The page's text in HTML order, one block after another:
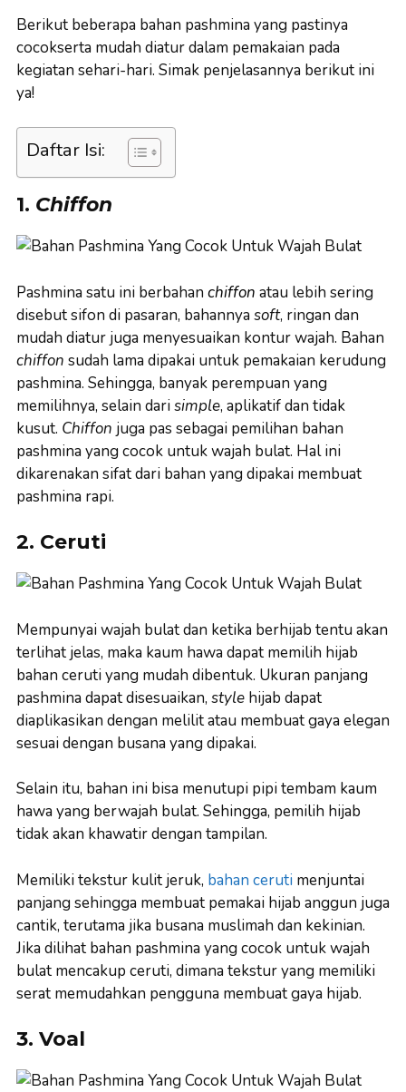
Berikut beberapa bahan pashmina yang pastinya
cocokserta mudah diatur dalam pemakaian pada
kegiatan sehari-hari. Simak penjelasannya berikut ini
ya!
Daftar Isi:
1. Chiffon
Pashmina satu ini berbahan chiffon atau lebih sering
disebut sifon di pasaran, bahannya soft, ringan dan
mudah diatur juga menyesuaikan kontur wajah. Bahan
chiffon sudah lama dipakai untuk pemakaian kerudung
pashmina. Sehingga, banyak perempuan yang
memilihnya, selain darisimple, aplikatif dan tidak
kusut. Chiffon juga pas sebagai pemilihan bahan
pashmina yang cocok untuk wajah bulat. Hal ini
dikarenakan sifat dari bahan yang dipakai membuat
pashmina rapi.
2. Ceruti
Mempunyai wajah bulat dan ketika berhijab tentu akan
terlihat jelas, maka kaum hawa dapat memilih hijab
bahan ceruti yang mudah dibentuk. Ukuran panjang
pashmina dapat disesuaikan, style hijab dapat
diaplikasikan dengan melilit atau membuat gaya elegan
sesuai dengan busana yang dipakai.
Selain itu, bahan ini bisa menutupi pipi tembam kaum
hawa yang berwajah bulat. Sehingga, pemilih hijab
tidak akan khawatir dengan tampilan.
Memiliki tekstur kulit jeruk, bahan ceruti menjuntai
panjang sehingga membuat pemakai hijab anggun juga
cantik, terutama jika busana muslimah dan kekinian.
Jika dilihat bahan pashmina yang cocok untuk wajah
bulat mencakup ceruti, dimana tekstur yang memiliki
serat memudahkan pengguna membuat gaya hijab.
3. Voal